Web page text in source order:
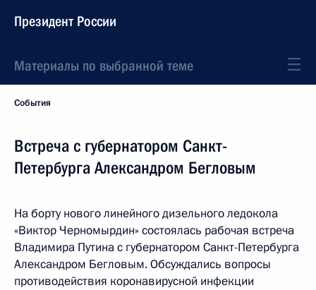
Президент России
Материалы по выбранной теме
События
Встреча с губернатором Санкт-
Петербурга Александром Бегловым
На борту нового линейного дизельного ледокола
«Виктор Черномырдин» состоялась рабочая встреча
Владимира Путина с губернатором Санкт-Петербурга
Александром Бегловым. Обсуждались вопросы
противодействия коронавирусной инфекции